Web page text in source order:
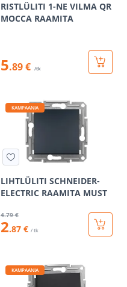
RISTLÜLITI 1-NE VILMA QR
MOCCA RAAMITA
5.89 € /tk
KAMPAANIA
LIHTLÜLITI SCHNEIDER-
ELECTRIC RAAMITA MUST
4.79 €
2.87 € / tk
KAMPAANIA